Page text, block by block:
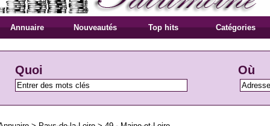
Annuaire Nouveautés Top hits Catégories
Quoi Où